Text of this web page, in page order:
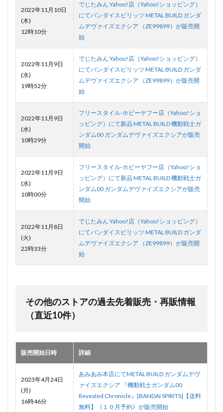
2022年11月10日
(木)
12時10分
でじたみん Yahoo!店（Yahoo!ショッピング）
にてバンダイスピリッツ METAL BUILD ガンダ
ムデヴァイズエクシア （ZE99899）が販売開
始
2022年11月9日
(水)
19時52分
でじたみん Yahoo!店（Yahoo!ショッピング）
にてバンダイスピリッツ METAL BUILD ガンダ
ムデヴァイズエクシア （ZE99899）が販売開
始
2022年11月9日
(水)
10時29分
フリースタイル-ホビーヤフー店（Yahoo!ショ
ッピング）にて新品 METAL BUILD 機動戦士ガ
ンダム00 ガンダムデヴァイズエクシアが販売
開始
2022年11月9日
(水)
10時00分
フリースタイル-ホビーヤフー店（Yahoo!ショ
ッピング）にて新品 METAL BUILD 機動戦士ガ
ンダム00 ガンダムデヴァイズエクシアが販売
開始
2022年11月8日
(火)
22時33分
でじたみん Yahoo!店（Yahoo!ショッピング）
にてバンダイスピリッツ METAL BUILD ガンダ
ムデヴァイズエクシア （ZE99899）が販売開
始
その他のストアの過去先着販売・再販情報
（直近10件）
販売開始日時 詳細
2023年4月24日
(月)
16時46分
あみあみ本店にてMETAL BUILD ガンダムデヴ
ァイズエクシア 『機動戦士ガンダム00
Revealed Chronicle』[BANDAI SPIRITS]【送料
無料】《１０月予約》が販売開始